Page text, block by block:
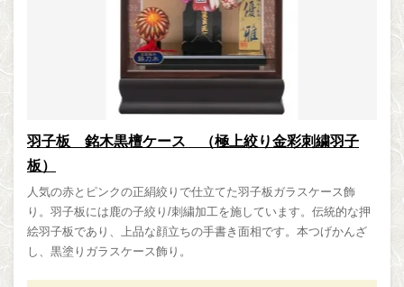
羽子板 銘木黒檀ケース （極上絞り金彩刺繍羽子
板）
人気の赤とピンクの正絹絞りで仕立てた羽子板ガラスケース飾
り。羽子板には鹿の子絞り/刺繍加工を施しています。伝統的な押
絵羽子板であり、上品な顔立ちの手書き面相です。本つげかんざ
し、黒塗りガラスケース飾り。